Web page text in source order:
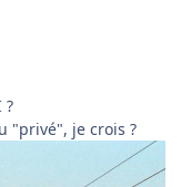
?
"privé", je crois ?